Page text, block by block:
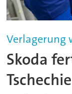
Verlagerung
Skoda